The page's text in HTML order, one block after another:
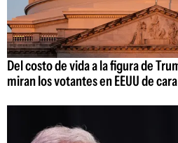
Del costo de vida a la figura de
miran los votantes en EEUU de